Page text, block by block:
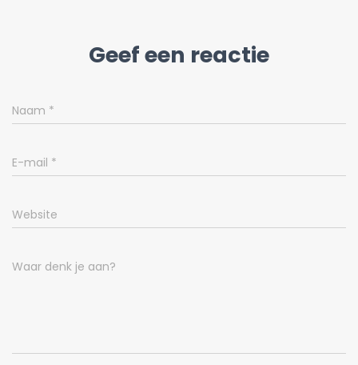
Geef een reactie
Naam *
E-mail *
Website
Waar denk je aan?